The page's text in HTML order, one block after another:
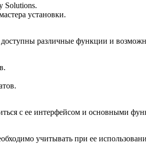
Solutions.
установки.
различные функции и
с ее интерфейсом и основными
учитывать при ее